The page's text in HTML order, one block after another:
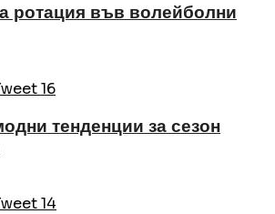
ротация във волейболни
16
тенденции за сезон
14